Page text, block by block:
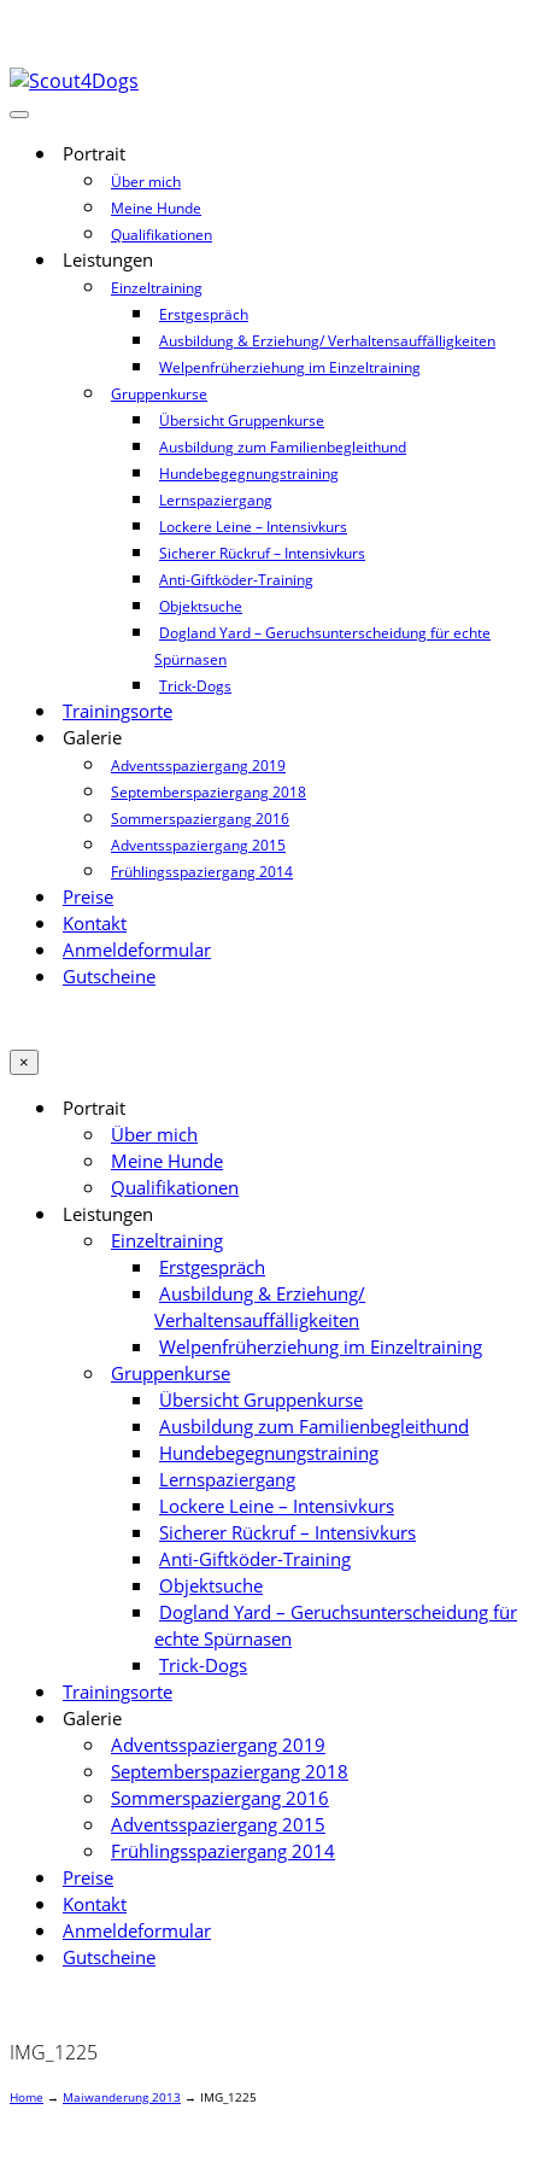
Portrait
Über mich
Meine Hunde
Qualifikationen
Leistungen
Einzeltraining
Erstgespräch
Ausbildung & Erziehung/ Verhaltensauffälligkeiten
Welpenfrüherziehung im Einzeltraining
Gruppenkurse
Übersicht Gruppenkurse
Ausbildung zum Familienbegleithund
Hundebegegnungstraining
Lernspaziergang
Lockere Leine – Intensivkurs
Sicherer Rückruf – Intensivkurs
Anti-Giftköder-Training
Objektsuche
Dogland Yard – Geruchsunterscheidung für echte
Spürnasen
Trick-Dogs
Trainingsorte
Galerie
Adventsspaziergang 2019
Septemberspaziergang 2018
Sommerspaziergang 2016
Adventsspaziergang 2015
Frühlingsspaziergang 2014
Preise
Kontakt
Anmeldeformular
Gutscheine
×
Portrait
Über mich
Meine Hunde
Qualifikationen
Leistungen
Einzeltraining
Erstgespräch
Ausbildung & Erziehung/
Verhaltensauffälligkeiten
Welpenfrüherziehung im Einzeltraining
Gruppenkurse
Übersicht Gruppenkurse
Ausbildung zum Familienbegleithund
Hundebegegnungstraining
Lernspaziergang
Lockere Leine – Intensivkurs
Sicherer Rückruf – Intensivkurs
Anti-Giftköder-Training
Objektsuche
Dogland Yard – Geruchsunterscheidung für
echte Spürnasen
Trick-Dogs
Trainingsorte
Galerie
Adventsspaziergang 2019
Septemberspaziergang 2018
Sommerspaziergang 2016
Adventsspaziergang 2015
Frühlingsspaziergang 2014
Preise
Kontakt
Anmeldeformular
Gutscheine
IMG_1225
Home → Maiwanderung 2013 → IMG_1225